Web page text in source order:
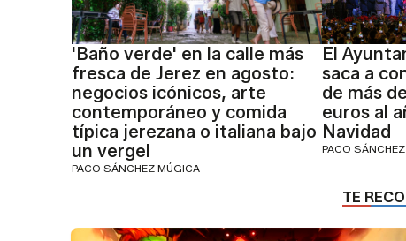
'Baño verde' en la calle más
fresca de Jerez en agosto:
negocios icónicos, arte
contemporáneo y comida
típica jerezana o italiana bajo
un vergel
PACO SÁNCHEZ MÚGICA
El
saca a
de más
euros al
Navidad
PACO